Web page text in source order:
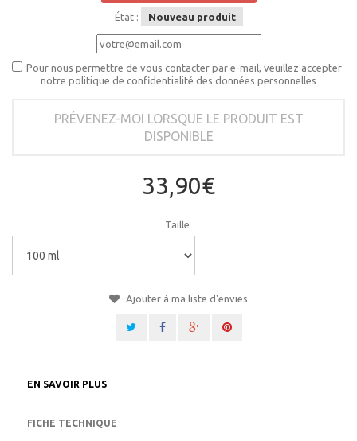
État : Nouveau produit
Pour nous permettre de vous contacter par e-mail, veuillez accepter
notre politique de confidentialité des données personnelles
PRÉVENEZ-MOI LORSQUE LE PRODUIT EST
DISPONIBLE
33,90€
Taille
Ajouter à ma liste d'envies
EN SAVOIR PLUS
FICHE TECHNIQUE